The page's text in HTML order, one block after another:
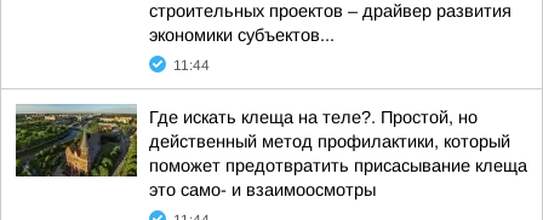
строительных проектов – драйвер развития
экономики субъектов...
11:44
Где искать клеща на теле?. Простой, но
действенный метод профилактики, который
поможет предотвратить присасывание клеща
это само- и взаимоосмотры